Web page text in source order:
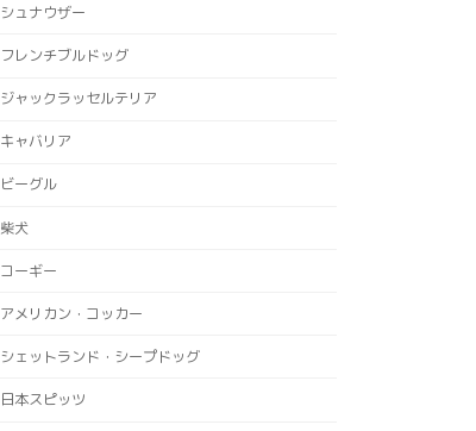
シュナウザー
フレンチブルドッグ
ジャックラッセルテリア
キャバリア
ビーグル
柴犬
コーギー
アメリカン・コッカー
シェットランド・シープドッグ
日本スピッツ